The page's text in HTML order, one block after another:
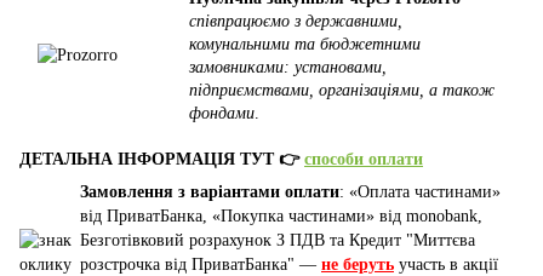
співпрацюємо з державними,
комунальними та бюджетними
замовниками: установами,
підприємствами, організаціями, а також
фондами
ДЕТАЛЬНА ІНФОРМАЦІЯ ТУТ 👉 способи оплати
Замовлення з варіантами оплати: «Оплата частинами»
від ПриватБанка, «Покупка частинами» від monobank,
Безготівковий розрахунок З ПДВ та Кредит "Миттєва
розстрочка від ПриватБанка" — не беруть участь в акції